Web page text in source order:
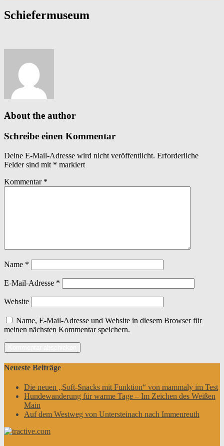
Schiefermuseum
About the author
Schreibe einen Kommentar
Deine E-Mail-Adresse wird nicht veröffentlicht. Erforderliche
Felder sind mit * markiert
Kommentar *
Name *
E-Mail-Adresse *
Website
Name, E-Mail-Adresse und Website in diesem Browser für
meinen nächsten Kommentar speichern.
Neueste Beiträge
Die neuen „Soft-Snacks mit Funktion“ von mammaly im Test
Hundewanderung für warme Tage – Im Zeichen des Weißen
Main
Auf dem Westweg von Untersteinach nach Immenreuth